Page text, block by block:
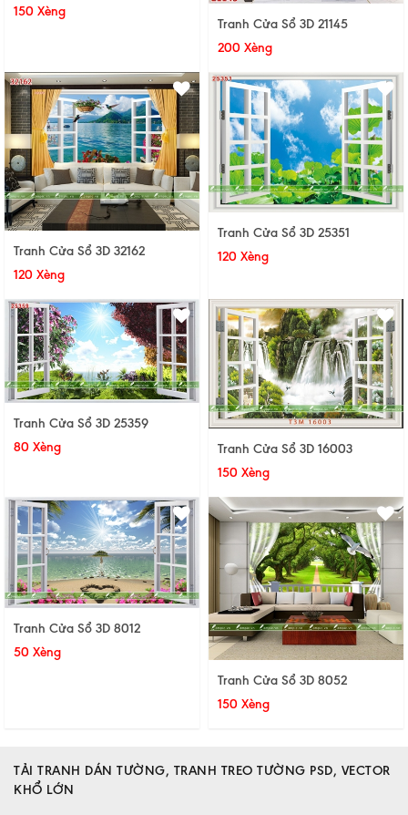
150 Xèng
Tranh Cửa Sổ 3D 21145
200 Xèng
Tranh Cửa Sổ 3D 32162
120 Xèng
Tranh Cửa Sổ 3D 25351
120 Xèng
Tranh Cửa Sổ 3D 25359
80 Xèng
Tranh Cửa Sổ 3D 16003
150 Xèng
Tranh Cửa Sổ 3D 8012
50 Xèng
Tranh Cửa Sổ 3D 8052
150 Xèng
TẢI TRANH DÁN TƯỜNG, TRANH TREO TƯỜNG PSD, VECTOR
KHỔ LỚN